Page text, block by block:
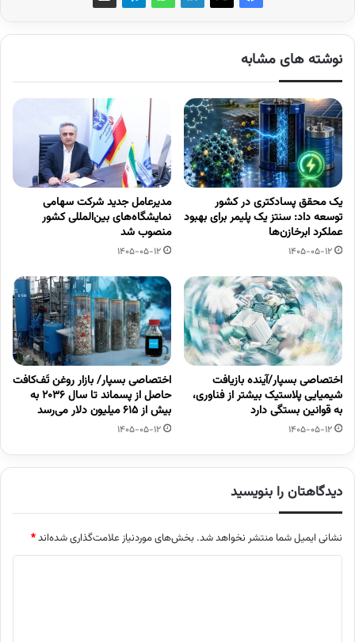
نوشته های مشابه
یک محقق پسادکتری در کشور
توسعه داد: سنتز یک پلیمر برای بهبود
عملکرد ابرخازن‌ها
1405-05-12
مدیرعامل جدید شرکت سهامی
نمایشگاه‌های بین‌المللی کشور
منصوب شد
1405-05-12
اختصاصی بسپار/آینده بازیافت
شیمیایی پلاستیک بیشتر از فناوری،
به قوانین بستگی دارد
1405-05-12
اختصاصی بسپار/ بازار روغن تَف‌کافت
حاصل از پسماند تا سال ۲۰۳۶ به
بیش از ۶۱۵ میلیون دلار می‌رسد
1405-05-12
دیدگاهتان را بنویسید
نشانی ایمیل شما منتشر نخواهد شد. بخش‌های موردنیاز علامت‌گذاری شده‌اند*